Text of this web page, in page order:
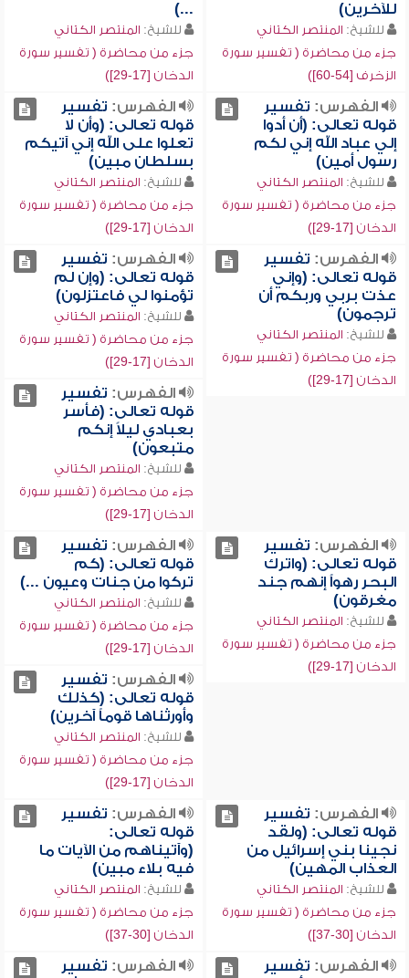
للآخرين)
للشيخ: المنتصر الكتاني
جزء من محاضرة ( تفسير سورة
الزخرف [54-60])
...)
للشيخ: المنتصر الكتاني
جزء من محاضرة ( تفسير سورة
الدخان [17-29])
الفهرس: تفسير
قوله تعالى: (أن أدوا
إلي عباد الله إني لكم
رسول أمين)
للشيخ: المنتصر الكتاني
جزء من محاضرة ( تفسير سورة
الدخان [17-29])
الفهرس: تفسير
قوله تعالى: (وأن لا
تعلوا على الله إني آتيكم
بسلطان مبين)
للشيخ: المنتصر الكتاني
جزء من محاضرة ( تفسير سورة
الدخان [17-29])
الفهرس: تفسير
قوله تعالى: (وإني
عذت بربي وربكم أن
ترجمون)
للشيخ: المنتصر الكتاني
جزء من محاضرة ( تفسير سورة
الدخان [17-29])
الفهرس: تفسير
قوله تعالى: (وإن لم
تؤمنوا لي فاعتزلون)
للشيخ: المنتصر الكتاني
جزء من محاضرة ( تفسير سورة
الدخان [17-29])
الفهرس: تفسير
قوله تعالى: (فأسر
بعبادي ليلاً إنكم
متبعون)
للشيخ: المنتصر الكتاني
جزء من محاضرة ( تفسير سورة
الدخان [17-29])
الفهرس: تفسير
قوله تعالى: (واترك
البحر رهواً إنهم جند
مغرقون)
للشيخ: المنتصر الكتاني
جزء من محاضرة ( تفسير سورة
الدخان [17-29])
الفهرس: تفسير
قوله تعالى: (كم
تركوا من جنات وعيون ...)
للشيخ: المنتصر الكتاني
جزء من محاضرة ( تفسير سورة
الدخان [17-29])
الفهرس: تفسير
قوله تعالى: (كذلك
وأورثناها قوماً آخرين)
للشيخ: المنتصر الكتاني
جزء من محاضرة ( تفسير سورة
الدخان [17-29])
الفهرس: تفسير
قوله تعالى: (ولقد
نجينا بني إسرائيل من
العذاب المهين)
للشيخ: المنتصر الكتاني
جزء من محاضرة ( تفسير سورة
الدخان [30-37])
الفهرس: تفسير
قوله تعالى:
(وآتيناهم من الآيات ما
فيه بلاء مبين)
للشيخ: المنتصر الكتاني
جزء من محاضرة ( تفسير سورة
الدخان [30-37])
الفهرس: تفسير
الفهرس: تفسير